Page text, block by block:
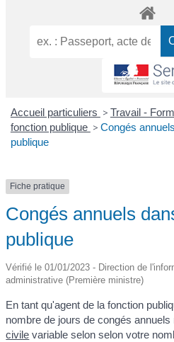
Accueil particuliers > Travail -
fonction publique > Congés
publique
Fiche pratique
Congés annuels
publique
Vérifié le 01/01/2023 - Direction de
administrative (Première ministre)
En tant qu'agent de la fonction
nombre de jours de congés
civile variable selon selon votre